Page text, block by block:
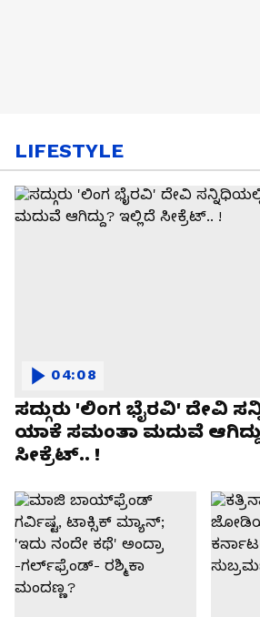
LIFESTYLE
ಸದ್ಗುರು 'ಲಿಂಗ ಭೈರವಿ' ದೇವಿ
ಯಾಕೆ ಸಮಂತಾ ಮದುವೆ
ಸೀಕ್ರೆಟ್.. !
04:08